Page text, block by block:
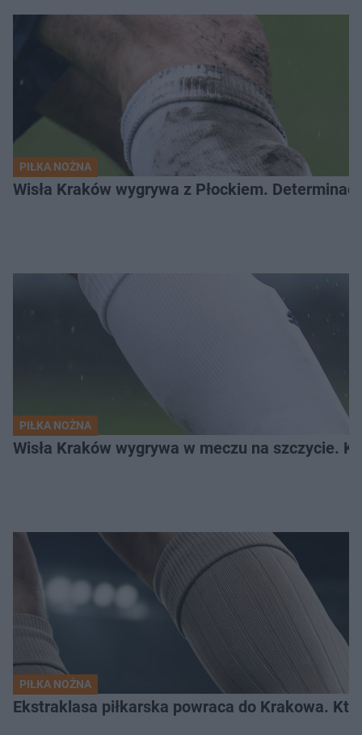
PIŁKA NOŻNA
Wisła Kraków wygrywa z Płockiem.
PIŁKA NOŻNA
Wisła Kraków wygrywa w meczu na szczycie.
PIŁKA NOŻNA
Ekstraklasa piłkarska powraca do Krakowa.